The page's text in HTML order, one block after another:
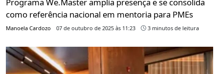
como referência nacional em mentoria para PMEs
Manoela Cardozo 07 de outubro de 2025 às 11:23 3 minutos de leitura